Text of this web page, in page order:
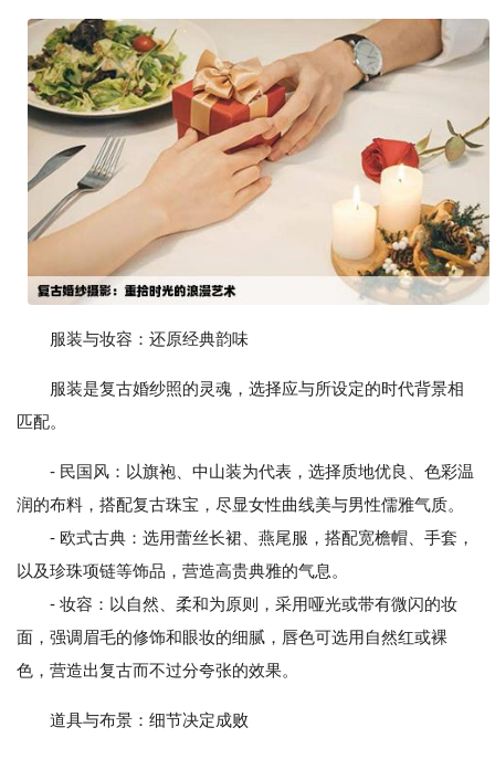
服装与妆容：还原经典韵味
服装是复古婚纱照的灵魂，选择应与所设定的时代背景相
匹配。
- 民国风：以旗袍、中山装为代表，选择质地优良、色彩温
润的布料，搭配复古珠宝，尽显女性曲线美与男性儒雅气质。
- 欧式古典：选用蕾丝长裙、燕尾服，搭配宽檐帽、手套，
以及珍珠项链等饰品，营造高贵典雅的气息。
- 妆容：以自然、柔和为原则，采用哑光或带有微闪的妆
面，强调眉毛的修饰和眼妆的细腻，唇色可选用自然红或裸
色，营造出复古而不过分夸张的效果。
道具与布景：细节决定成败